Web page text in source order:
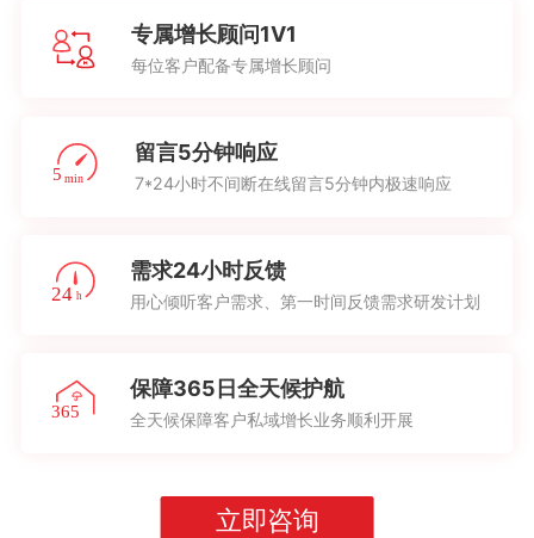
专属增长顾问1V1
每位客户配备专属增长顾问
留言5分钟响应
7*24小时不间断在线留言5分钟内极速响应
需求24小时反馈
用心倾听客户需求、第一时间反馈需求研发计划
保障365日全天候护航
全天候保障客户私域增长业务顺利开展
立即咨询